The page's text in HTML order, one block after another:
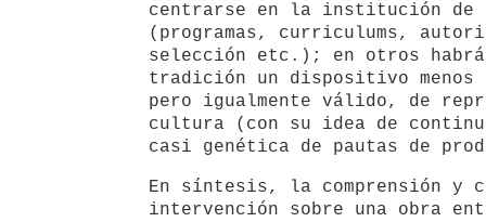
centrarse en la institución de
(programas, curriculums,
selección etc.); en otros
tradición un dispositivo
pero igualmente válido, de
cultura (con su idea de
casi genética de pautas de
En síntesis, la comprensión y
intervención sobre una obra